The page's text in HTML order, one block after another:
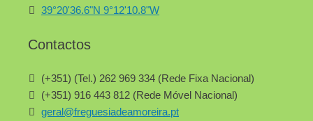
39°20'36.6"N 9°12'10.8"W
Contactos
(+351) (Tel.) 262 969 334 (Rede Fixa Nacional)
(+351) 916 443 812 (Rede Móvel Nacional)
geral@freguesiadeamoreira.pt